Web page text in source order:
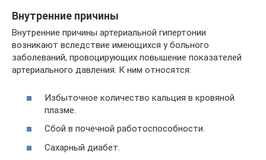
Внутренние причины
Внутренние причины артериальной гипертонии
возникают вследствие имеющихся у больного
заболеваний, провоцирующих повышение показателей
артериального давления. К ним относятся:
Избыточное количество кальция в кровяной
плазме.
Сбой в почечной работоспособности.
Сахарный диабет.